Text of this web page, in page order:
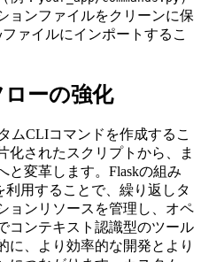
ョンファイルをクリーンに保
ファイルにインポートするこ
ーの強化
ムCLIコマンドを作成するこ
化されたスクリプトから、ま
と変革します。Flaskの組み
用することで、繰り返しタ
ョンリソースを管理し、オペ
コンテキスト認識型のツール
に、より効率的な開発とより